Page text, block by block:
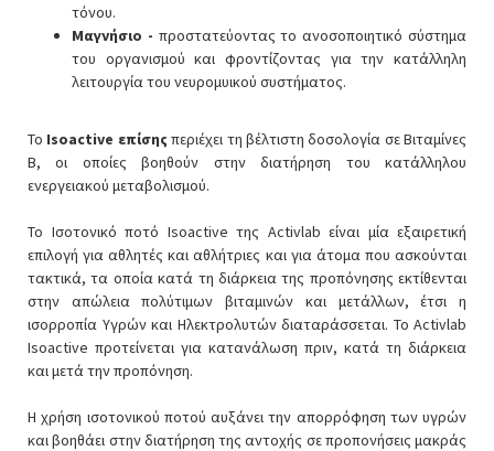
τόνου.
Μαγνήσιο - προστατεύοντας το ανοσοποιητικό σύστημα
του οργανισμού και φροντίζοντας για την κατάλληλη
λειτουργία του νευρομυικού συστήματος.
Το Isoactive επίσης περιέχει τη βέλτιστη δοσολογία σε Βιταμίνες
B, οι οποίες βοηθούν στην διατήρηση του κατάλληλου
ενεργειακού μεταβολισμού.
Το Ισοτονικό ποτό Isoactive της Activlab είναι μία εξαιρετική
επιλογή για αθλητές και αθλήτριες και για άτομα που ασκούνται
τακτικά, τα οποία κατά τη διάρκεια της προπόνησης εκτίθενται
στην απώλεια πολύτιμων βιταμινών και μετάλλων, έτσι η
ισορροπία Υγρών και Ηλεκτρολυτών διαταράσσεται. Το Activlab
Isoactive προτείνεται για κατανάλωση πριν, κατά τη διάρκεια
και μετά την προπόνηση.
Η χρήση ισοτονικού ποτού αυξάνει την απορρόφηση των υγρών
και βοηθάει στην διατήρηση της αντοχής σε προπονήσεις μακράς